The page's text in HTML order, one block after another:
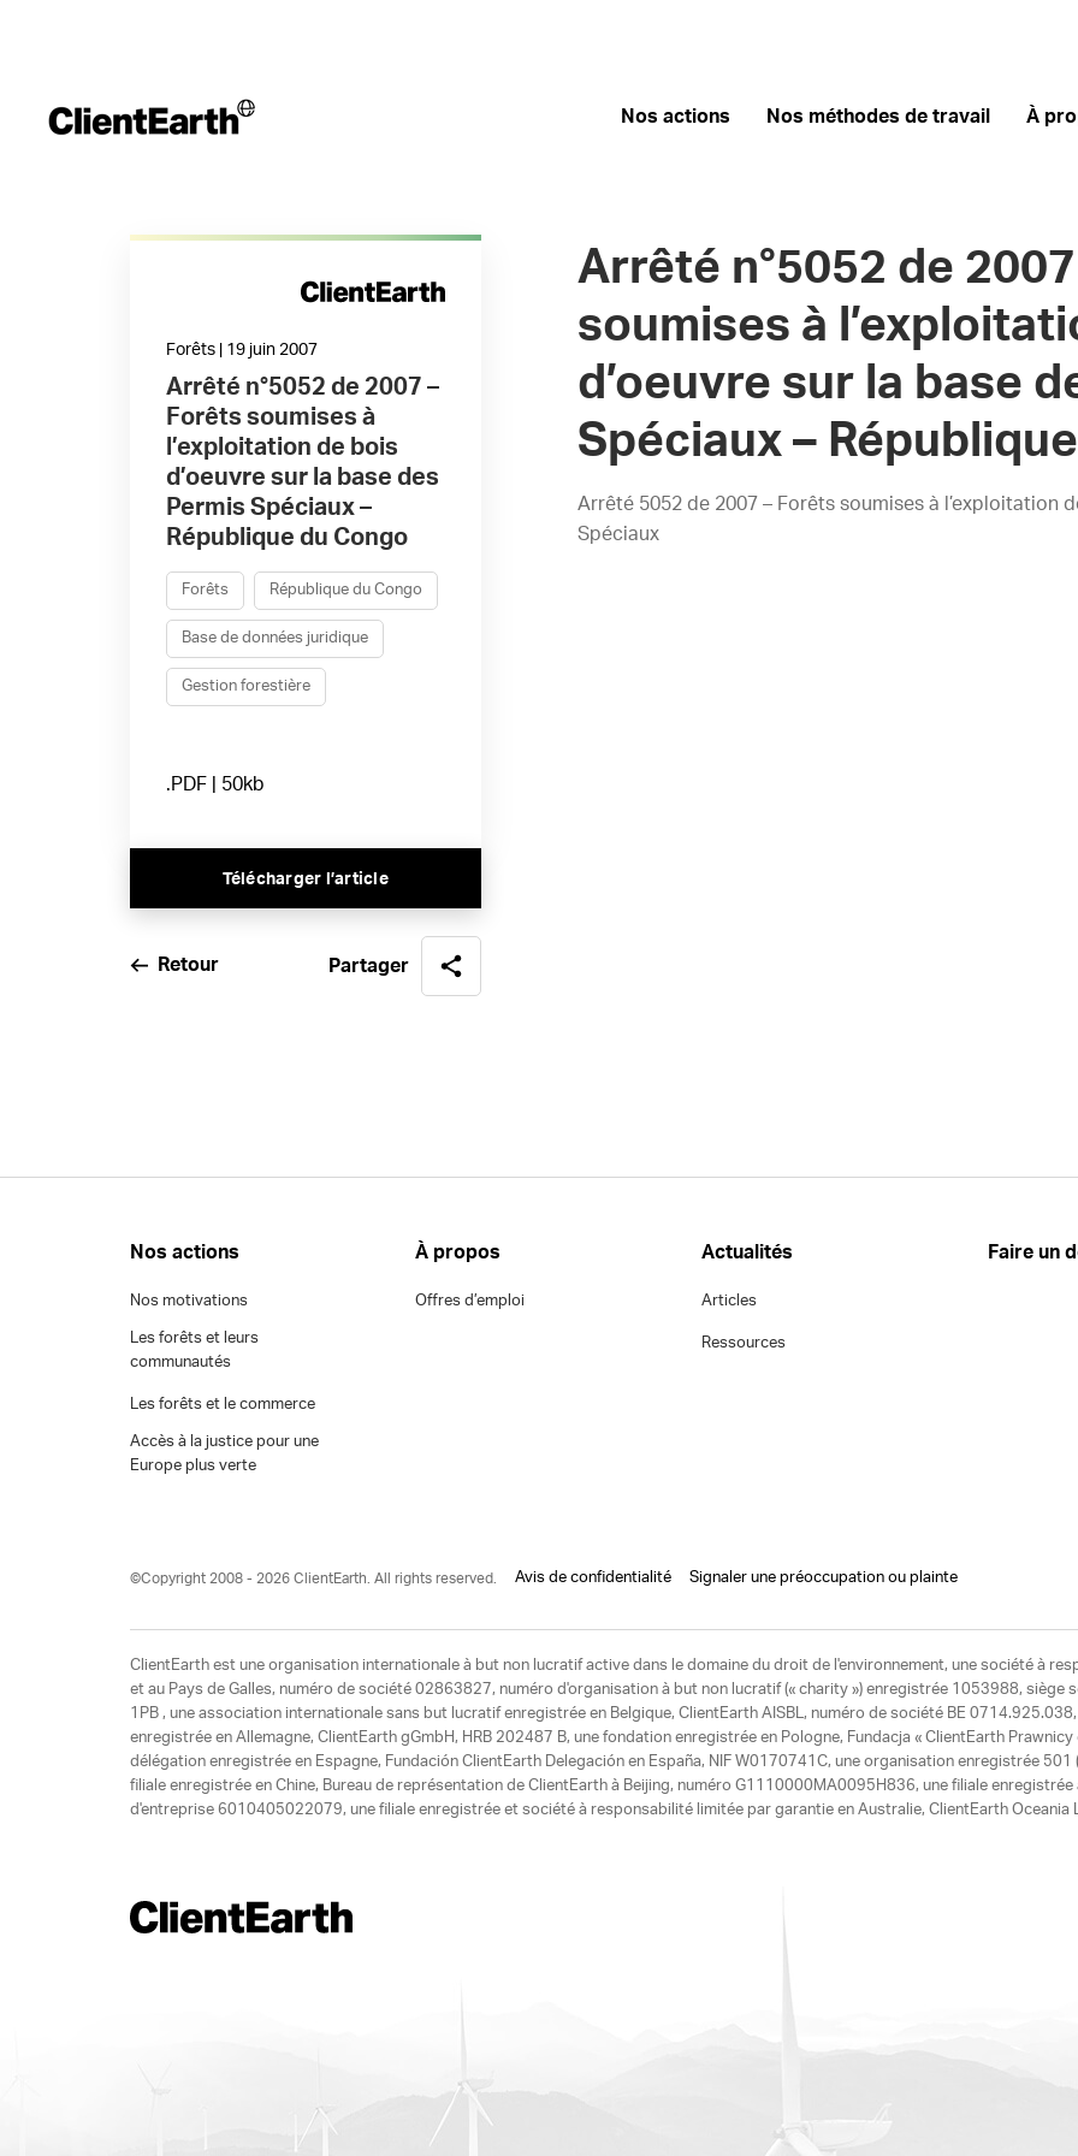
Nos actions Nos méthodes de travail À
Forêts | 19 juin 2007
Arrêté n°5052 de 2007 –
Forêts soumises à
l’exploitation de bois
d’oeuvre sur la base des
Permis Spéciaux –
République du Congo
Forêts République du Congo
Base de données juridique
Gestion forestière
.PDF | 50kb
Télécharger l’article
Retour Partager
Arrêté n°5052 de
soumises à
d’oeuvre sur la base
Spéciaux –
Arrêté 5052 de 2007 – Forêts soumises à l’exploitation
Spéciaux
Nos actions
Nos motivations
Les forêts et leurs
communautés
Les forêts et le commerce
Accès à la justice pour une
Europe plus verte
À propos
Offres d’emploi
Actualités
Articles
Ressources
Faire un
©Copyright 2008 - 2026 ClientEarth. All rights reserved. Avis de confidentialité Signaler une préoccupation ou plainte
ClientEarth est une organisation internationale à but non lucratif active dans le domaine du droit de l'environnement, une société à
et au Pays de Galles, numéro de société 02863827, numéro d'organisation à but non lucratif (« charity ») enregistrée 1053988, siège
1PB , une association internationale sans but lucratif enregistrée en Belgique, ClientEarth AISBL, numéro de société BE
enregistrée en Allemagne, ClientEarth gGmbH, HRB 202487 B, une fondation enregistrée en Pologne, Fundacja « ClientEarth
délégation enregistrée en Espagne, Fundación ClientEarth Delegación en España, NIF W0170741C, une organisation enregistrée
filiale enregistrée en Chine, Bureau de représentation de ClientEarth à Beijing, numéro G1110000MA0095H836, une filiale
d'entreprise 6010405022079, une filiale enregistrée et société à responsabilité limitée par garantie en Australie, ClientEarth